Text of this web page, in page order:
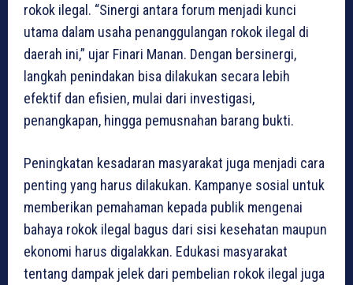
rokok ilegal. “Sinergi antara forum menjadi kunci
utama dalam usaha penanggulangan rokok ilegal di
daerah ini,” ujar Finari Manan. Dengan bersinergi,
langkah penindakan bisa dilakukan secara lebih
efektif dan efisien, mulai dari investigasi,
penangkapan, hingga pemusnahan barang bukti.
Peningkatan kesadaran masyarakat juga menjadi cara
penting yang harus dilakukan. Kampanye sosial untuk
memberikan pemahaman kepada publik mengenai
bahaya rokok ilegal bagus dari sisi kesehatan maupun
ekonomi harus digalakkan. Edukasi masyarakat
tentang dampak jelek dari pembelian rokok ilegal juga